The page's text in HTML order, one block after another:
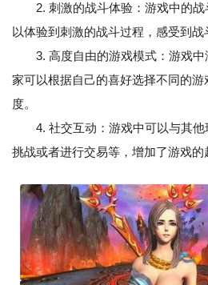
2. 刺激的战斗体验：游戏中的战
以体验到刺激的战斗过程，感受到战
3. 高度自由的游戏模式：游戏中
家可以根据自己的喜好选择不同的
度。
4. 社交互动：游戏中可以与其他
挑战或者进行交易等，增加了游戏的